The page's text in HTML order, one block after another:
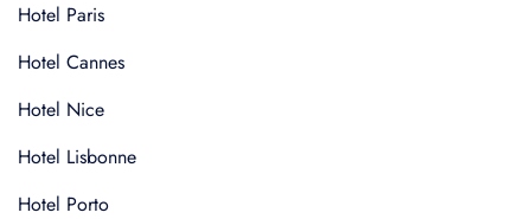
Hotel Paris
Hotel Cannes
Hotel Nice
Hotel Lisbonne
Hotel Porto